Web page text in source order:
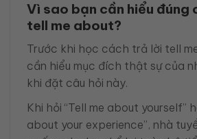
Vì sao bạn cần hiểu đúng
tell me about?
Trước khi học cách trả lời tell
cần hiểu mục đích thật sự của
khi đặt câu hỏi này.
Khi hỏi “Tell me about yourself”
about your experience”, nhà